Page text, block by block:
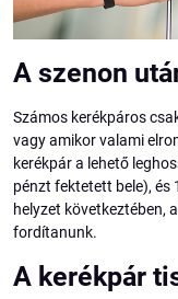
A szenon
Számos kerékpáros
vagy amikor valami
kerékpár a lehető
pénzt fektetett bele), és
helyzet következtében,
fordítanunk.
A kerékpár